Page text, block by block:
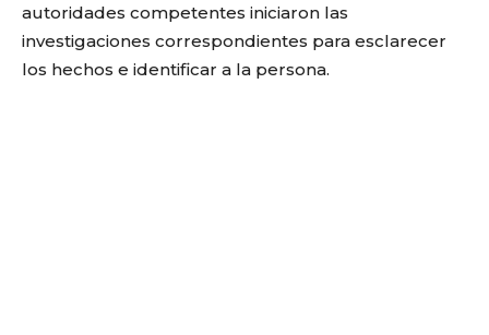
autoridades competentes iniciaron las
investigaciones correspondientes para esclarecer
los hechos e identificar a la persona.